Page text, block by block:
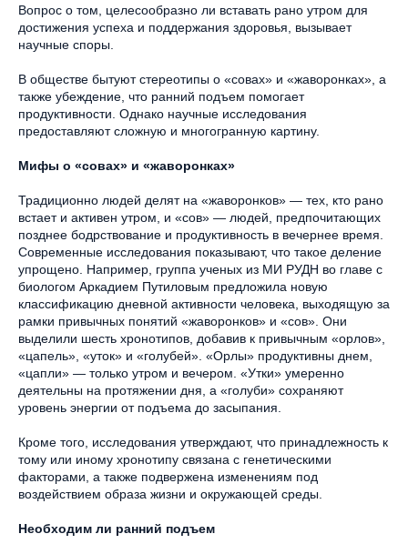
Вопрос о том, целесообразно ли вставать рано утром для
достижения успеха и поддержания здоровья, вызывает
научные споры.
В обществе бытуют стереотипы о «совах» и «жаворонках», а
также убеждение, что ранний подъем помогает
продуктивности. Однако научные исследования
предоставляют сложную и многогранную картину.
Мифы о «совах» и «жаворонках»
Традиционно людей делят на «жаворонков» — тех, кто рано
встает и активен утром, и «сов» — людей, предпочитающих
позднее бодрствование и продуктивность в вечернее время.
Современные исследования показывают, что такое деление
упрощено. Например, группа ученых из МИ РУДН во главе с
биологом Аркадием Путиловым предложила новую
классификацию дневной активности человека, выходящую за
рамки привычных понятий «жаворонков» и «сов». Они
выделили шесть хронотипов, добавив к привычным «орлов»,
«цапель», «уток» и «голубей». «Орлы» продуктивны днем,
«цапли» — только утром и вечером. «Утки» умеренно
деятельны на протяжении дня, а «голуби» сохраняют
уровень энергии от подъема до засыпания.
Кроме того, исследования утверждают, что принадлежность к
тому или иному хронотипу связана с генетическими
факторами, а также подвержена изменениям под
воздействием образа жизни и окружающей среды.
Необходим ли ранний подъем